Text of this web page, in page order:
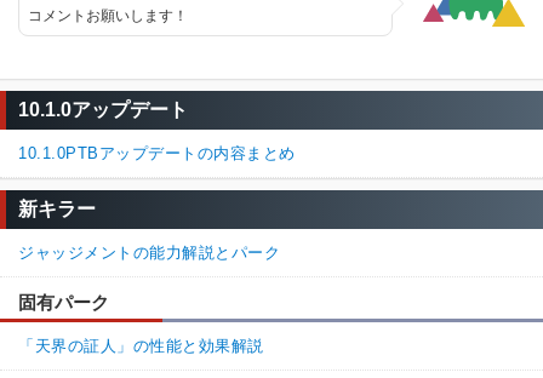
コメントお願いします！
10.1.0アップデート
10.1.0PTBアップデートの内容まとめ
新キラー
ジャッジメントの能力解説とパーク
固有パーク
「天界の証人」の性能と効果解説